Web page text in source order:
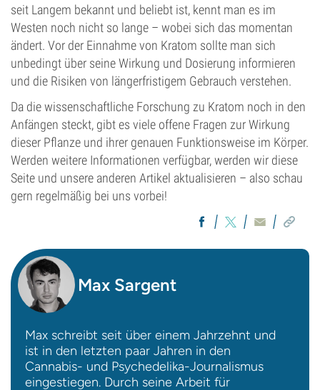
seit Langem bekannt und beliebt ist, kennt man es im
Westen noch nicht so lange – wobei sich das momentan
ändert. Vor der Einnahme von Kratom sollte man sich
unbedingt über seine Wirkung und Dosierung informieren
und die Risiken von längerfristigem Gebrauch verstehen.
Da die wissenschaftliche Forschung zu Kratom noch in den
Anfängen steckt, gibt es viele offene Fragen zur Wirkung
dieser Pflanze und ihrer genauen Funktionsweise im Körper.
Werden weitere Informationen verfügbar, werden wir diese
Seite und unsere anderen Artikel aktualisieren – also schau
gern regelmäßig bei uns vorbei!
Max Sargent
Max schreibt seit über einem Jahrzehnt und
ist in den letzten paar Jahren in den
Cannabis- und Psychedelika-Journalismus
eingestiegen. Durch seine Arbeit für